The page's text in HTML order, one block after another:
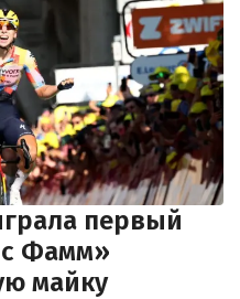
первый
Фамм»
майку